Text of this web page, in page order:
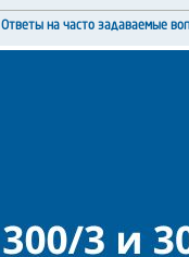
Ответы на часто задаваемые